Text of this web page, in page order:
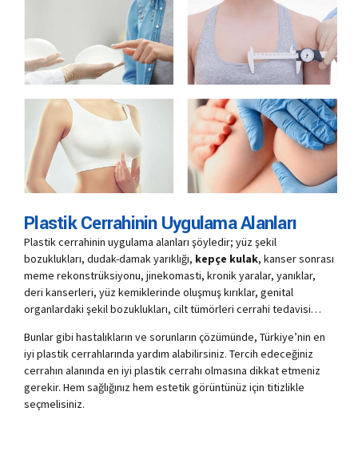
Plastik Cerrahinin Uygulama Alanları
Plastik cerrahinin uygulama alanları şöyledir; yüz şekil
bozuklukları, dudak-damak yarıklığı, kepçe kulak, kanser sonrası
meme rekonstrüksiyonu, jinekomasti, kronik yaralar, yanıklar,
deri kanserleri, yüz kemiklerinde oluşmuş kırıklar, genital
organlardaki şekil bozuklukları, cilt tümörleri cerrahi tedavisi…
Bunlar gibi hastalıkların ve sorunların çözümünde, Türkiye’nin en
iyi plastik cerrahlarında yardım alabilirsiniz. Tercih edeceğiniz
cerrahın alanında en iyi plastik cerrahı olmasına dikkat etmeniz
gerekir. Hem sağlığınız hem estetik görüntünüz için titizlikle
seçmelisiniz.